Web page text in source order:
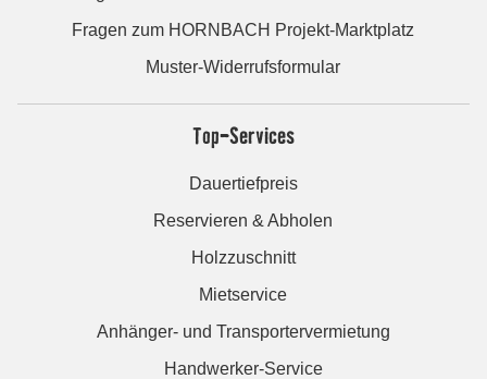
Fragen zum HORNBACH Projekt-Marktplatz
Muster-Widerrufsformular
Top-Services
Dauertiefpreis
Reservieren & Abholen
Holzzuschnitt
Mietservice
Anhänger- und Transportervermietung
Handwerker-Service